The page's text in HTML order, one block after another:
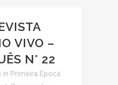
VIVO –
N° 22
in Primeira Epoca